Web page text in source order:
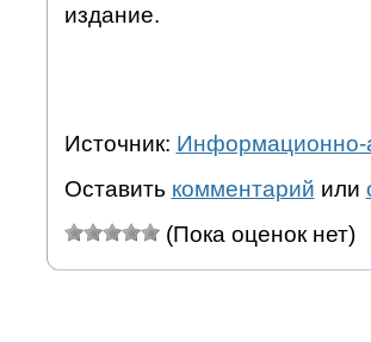
издание.
Источник: Информационно-
Оставить комментарий или
(Пока оценок нет)